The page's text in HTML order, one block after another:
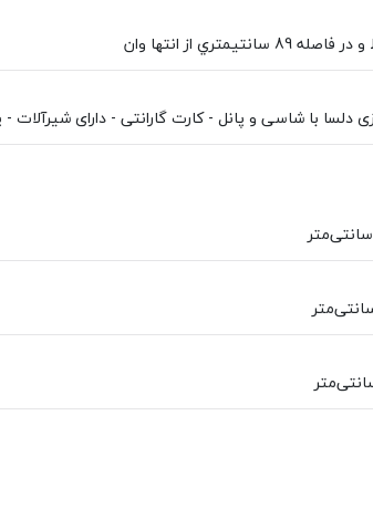
89 سانتيمتري از انتها وان
دلسا با شاسی و پانل - کارت گارانتی - دارای